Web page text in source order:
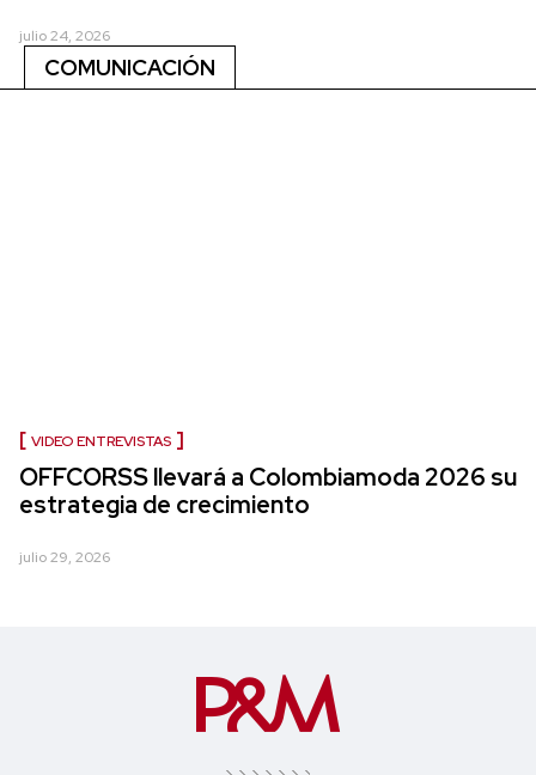
julio 24, 2026
COMUNICACIÓN
VIDEO ENTREVISTAS
OFFCORSS llevará a Colombiamoda 2026 su
estrategia de crecimiento
julio 29, 2026